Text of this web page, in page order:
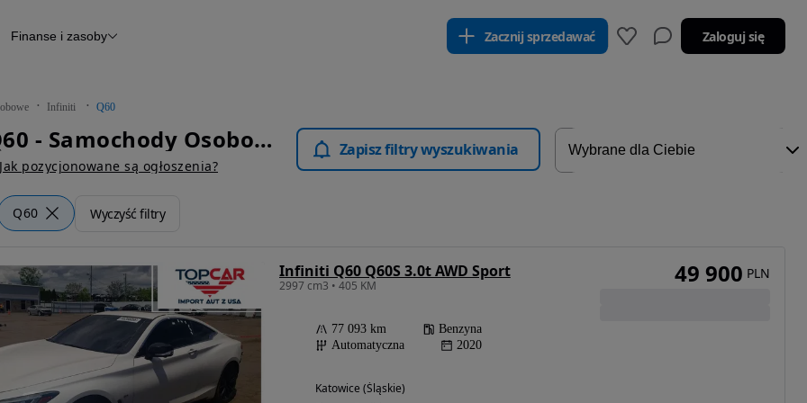
Raport z inspekcji
Otomoto News
Finanse i zasoby Zacznij sprzedawać Zaloguj się
Infiniti Q60
Infiniti Q60 - Samochody Osobowe
Jak pozycjonowane są ogłoszenia?
Zapisz filtry wyszukiwania
Q60 Wyczyść filtry
Infiniti Q60 Q60S 3.0t AWD Sport
2997 cm3 • 405 KM
77 093 km
Benzyna
Automatyczna
2020
Katowice (Śląskie)
49 900 PLN